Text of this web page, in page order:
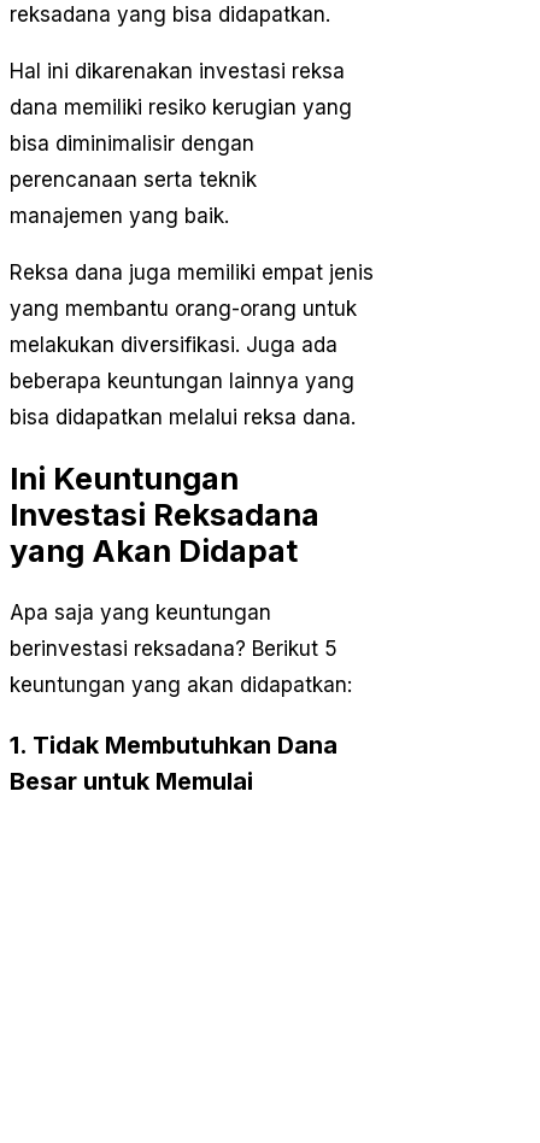
reksadana yang bisa didapatkan.
Hal ini dikarenakan investasi reksa
dana memiliki resiko kerugian yang
bisa diminimalisir dengan
perencanaan serta teknik
manajemen yang baik.
Reksa dana juga memiliki empat jenis
yang membantu orang-orang untuk
melakukan diversifikasi. Juga ada
beberapa keuntungan lainnya yang
bisa didapatkan melalui reksa dana.
Ini Keuntungan
Investasi Reksadana
yang Akan Didapat
Apa saja yang keuntungan
berinvestasi reksadana? Berikut 5
keuntungan yang akan didapatkan:
1. Tidak Membutuhkan Dana
Besar untuk Memulai